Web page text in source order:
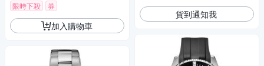
限時下殺 券
加入購物車
貨到通知我